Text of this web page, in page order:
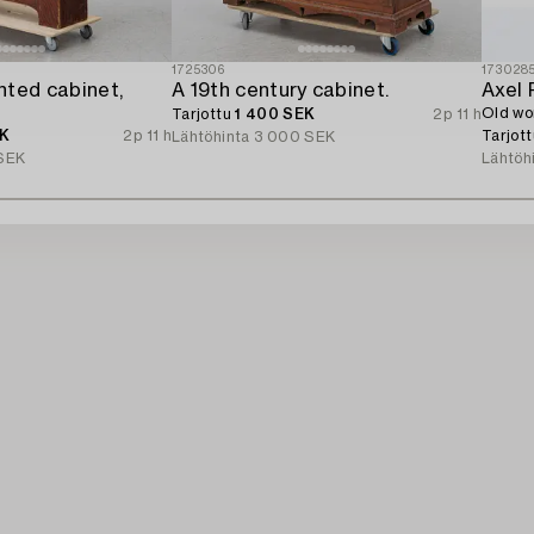
cabinet,
2p 11 h
1725306
A 19th century cabinet.
Tarjottu1 400 SEK
2p 11 h
Lähtöhinta 3 000 SEK
Axel
Old